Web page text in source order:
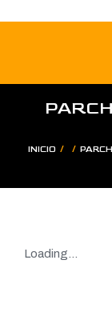
INICIO / /
Loading...